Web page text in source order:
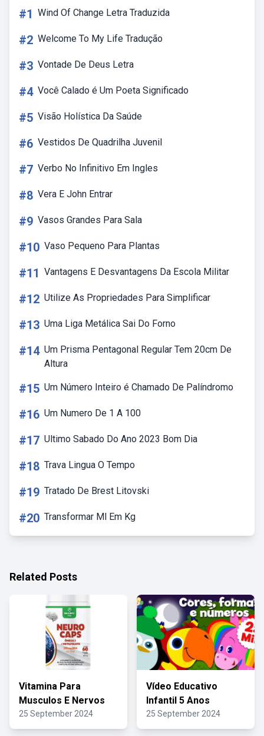
#1 Wind Of Change Letra Traduzida
#2 Welcome To My Life Tradução
#3 Vontade De Deus Letra
#4 Você Calado é Um Poeta Significado
#5 Visão Holística Da Saúde
#6 Vestidos De Quadrilha Juvenil
#7 Verbo No Infinitivo Em Ingles
#8 Vera E John Entrar
#9 Vasos Grandes Para Sala
#10 Vaso Pequeno Para Plantas
#11 Vantagens E Desvantagens Da Escola Militar
#12 Utilize As Propriedades Para Simplificar
#13 Uma Liga Metálica Sai Do Forno
#14 Um Prisma Pentagonal Regular Tem 20cm De
Altura
#15 Um Número Inteiro é Chamado De Palíndromo
#16 Um Numero De 1 A 100
#17 Ultimo Sabado Do Ano 2023 Bom Dia
#18 Trava Lingua O Tempo
#19 Tratado De Brest Litovski
#20 Transformar Ml Em Kg
Related Posts
Vitamina Para
Musculos E Nervos
25 September 2024
Vídeo Educativo
Infantil 5 Anos
25 September 2024